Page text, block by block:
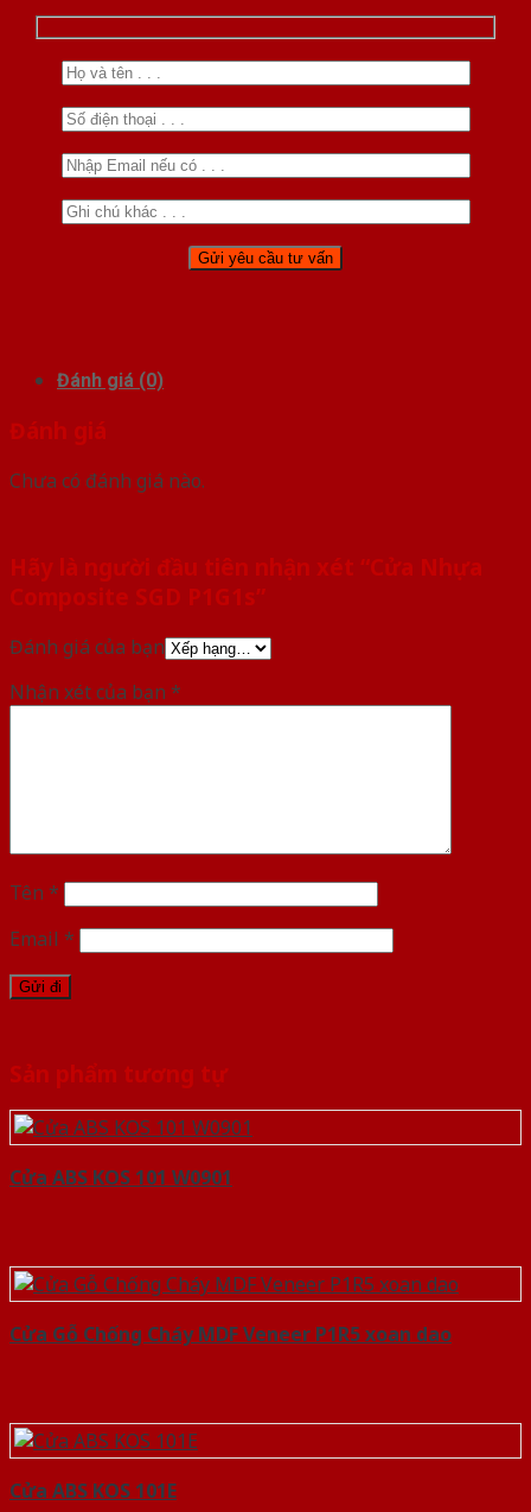
Đánh giá (0)
Đánh giá
Chưa có đánh giá nào.
Hãy là người đầu tiên nhận xét “Cửa Nhựa
Composite SGD P1G1s”
Đánh giá của bạn
Nhận xét của bạn *
Tên *
Email *
Sản phẩm tương tự
Cửa ABS KOS 101 W0901
Cửa Gỗ Chống Cháy MDF Veneer P1R5 xoan dao
Cửa ABS KOS 101E